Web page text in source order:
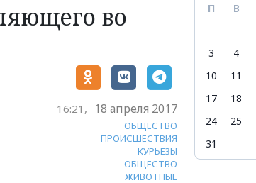
во
16:21, 18 апреля 2017
ОБЩЕСТВО
ПРОИСШЕСТВИЯ
КУРЬЕЗЫ
ОБЩЕСТВО
ЖИВОТНЫЕ
П В
3
4
10
11
17
18
24
25
31